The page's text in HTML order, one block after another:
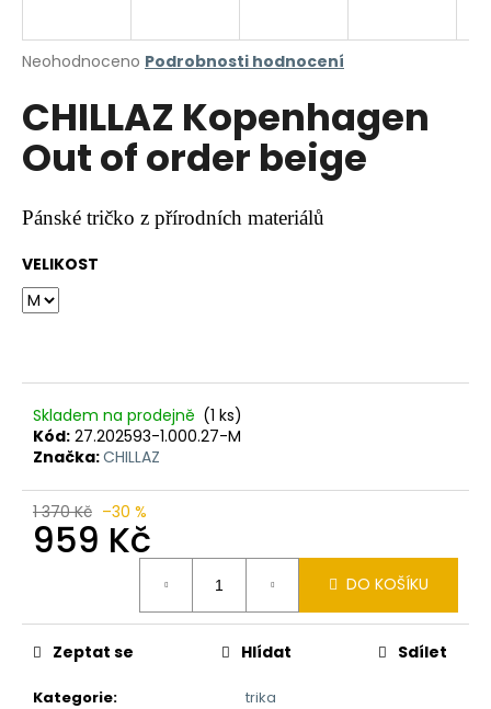
Průměrné
produktu
je
0,0
z
hvězdiček.
Neohodnoceno Podrobnosti hodnocení
CHILLAZ Kopenhagen
Out of order beige
Pánské tričko z přírodních materiálů
VELIKOST
Skladem na prodejně (1 ks)
Kód: 27.202593-1.000.27-M
Značka:CHILLAZ
1 370 Kč –30 %
959 Kč
DO KOŠÍKU
Kategorie:
trika
Zeptat se Hlídat Sdílet
j
t
?
o
u
č
u